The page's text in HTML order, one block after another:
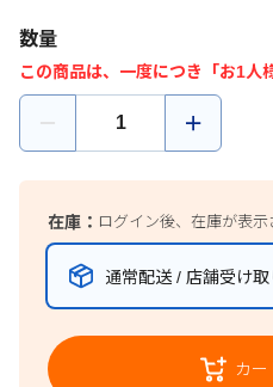
数量
この商品は、一度につき「お1人
在庫： ログイン後、在庫が表示
通常配送 / 店舗受け取
カー